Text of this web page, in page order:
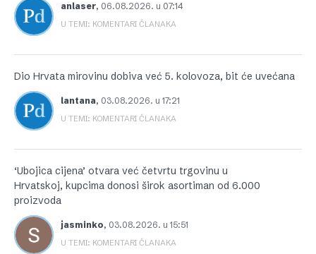
anlaser, 06.08.2026. u 07:14
U TEMI: KOMENTARI ČLANAKA
Dio Hrvata mirovinu dobiva već 5. kolovoza, bit će uvećana
lantana, 03.08.2026. u 17:21
U TEMI: KOMENTARI ČLANAKA
‘Ubojica cijena’ otvara već četvrtu trgovinu u
Hrvatskoj, kupcima donosi širok asortiman od 6.000
proizvoda
jasminko, 03.08.2026. u 15:51
U TEMI: KOMENTARI ČLANAKA